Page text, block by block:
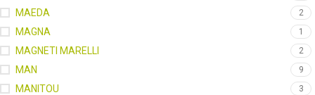
MAEDA 2
MAGNA 1
MAGNETI MARELLI 2
MAN 9
MANITOU 3